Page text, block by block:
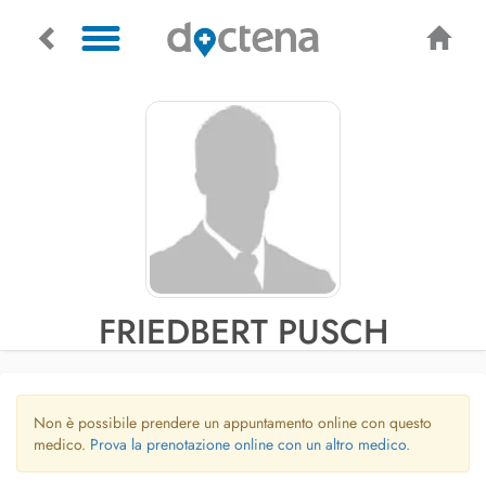
FRIEDBERT PUSCH
Non è possibile prendere un appuntamento online con questo
medico. Prova la prenotazione online con un altro medico.